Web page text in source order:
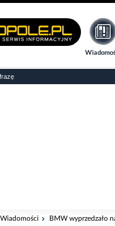
Wiadomości BMW wyprzedzało